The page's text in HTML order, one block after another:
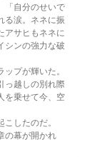
「自分のせいで
る涙。ネネに振
アサヒもネネに
シンの強力な破
プが輝いた。
っ越しの別れ際
を乗せて今、空
したのだ。
の幕が開かれ